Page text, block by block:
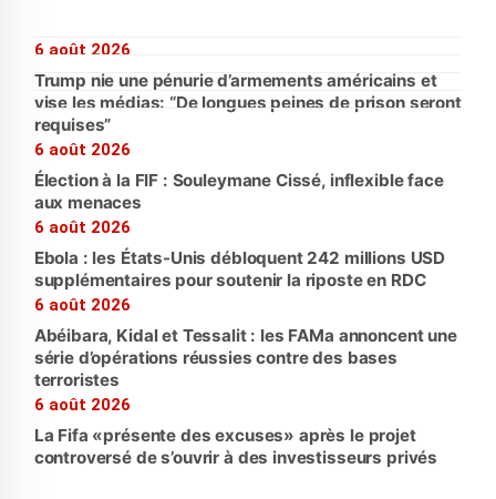
6 août 2026
Trump nie une pénurie d’armements américains et
vise les médias: “De longues peines de prison seront
requises”
6 août 2026
Élection à la FIF : Souleymane Cissé, inflexible face
aux menaces
6 août 2026
Ebola : les États-Unis débloquent 242 millions USD
supplémentaires pour soutenir la riposte en RDC
6 août 2026
Abéibara, Kidal et Tessalit : les FAMa annoncent une
série d’opérations réussies contre des bases
terroristes
6 août 2026
La Fifa «présente des excuses» après le projet
controversé de s’ouvrir à des investisseurs privés